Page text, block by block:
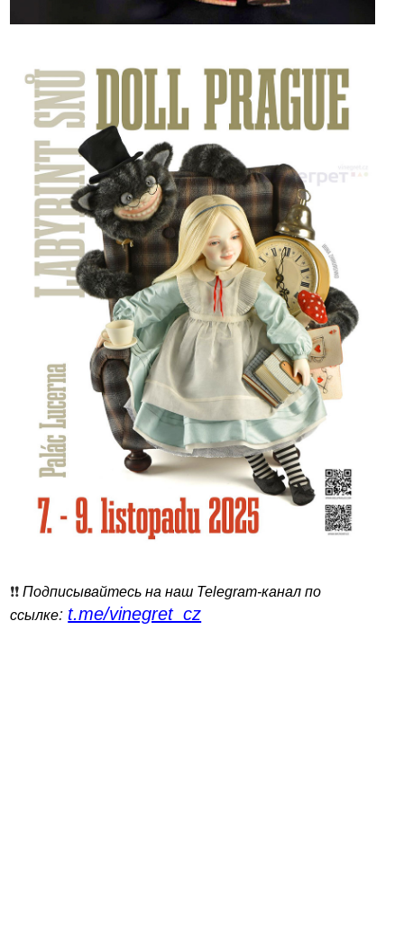
❗️❗️Подписывайтесь на наш Telegram-канал по
ссылке: t.me/vinegret_cz